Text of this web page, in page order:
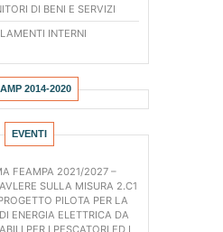
DI BENI E SERVIZI
INTERNI
2014-2020
COMUNITARI
LOCALE FLAG “GOLFI DI
E CARINI”
EVENTI
FEAMPA 2021/2027 –
SULLA MISURA 2.C1
PILOTA PER LA
ENERGIA ELETTRICA DA
PER I PESCATORI ED I